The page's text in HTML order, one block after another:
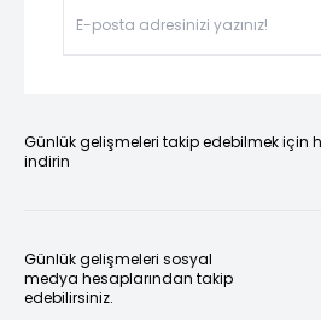
Günlük gelişmeleri takip edebilmek için
indirin
Günlük gelişmeleri sosyal
medya hesaplarından takip
edebilirsiniz.